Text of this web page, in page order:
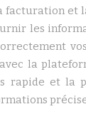
et
les
la
rapide et la